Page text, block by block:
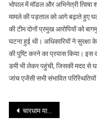
भोपाल में मॉडल और अभिनेत्री त्विषा
मामले की पड़ताल को आगे बढ़ाते हुए
की टीम दोनों प्रमुख आरोपियों को
घटना हुई थी। अधिकारियों ने
की पुष्टि करने का प्रयास किया।
डमी भी लेकर पहुंची, जिसकी मदद से
जांच एजेंसी सभी संभावित
Post
चारधाम यात्रा में बढ़ी श्रद्धालुओं की संख्या, बदरी-केदारनाथ में रिकॉर्ड दर्शन